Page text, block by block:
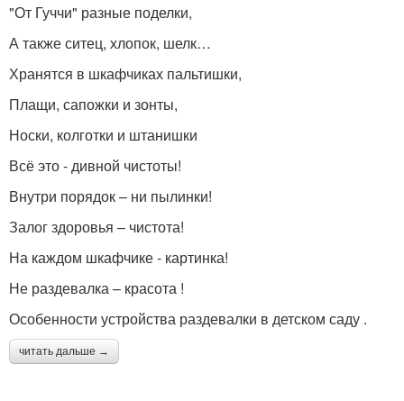
"От Гуччи" разные поделки,
А также ситец, хлопок, шелк…
Хранятся в шкафчиках пальтишки,
Плащи, сапожки и зонты,
Носки, колготки и штанишки
Всё это - дивной чистоты!
Внутри порядок – ни пылинки!
Залог здоровья – чистота!
На каждом шкафчике - картинка!
Не раздевалка – красота !
Особенности устройства раздевалки в детском саду .
читать дальше →